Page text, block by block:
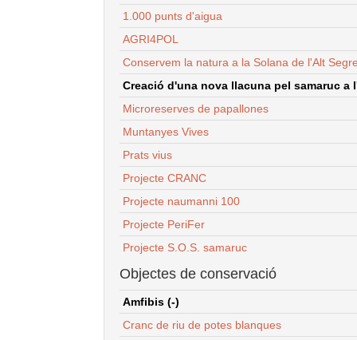
1.000 punts d'aigua
AGRI4POL
Conservem la natura a la Solana de l'Alt
Creació d'una nova llacuna pel samaruc a
Microreserves de papallones
Muntanyes Vives
Prats vius
Projecte CRANC
Projecte naumanni 100
Projecte PeriFer
Projecte S.O.S. samaruc
Objectes de conservació
Amfibis (-)
Cranc de riu de potes blanques